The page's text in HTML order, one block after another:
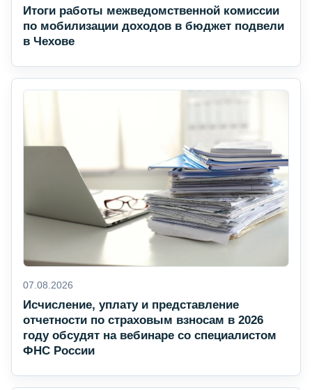
Итоги работы межведомственной комиссии
по мобилизации доходов в бюджет подвели
в Чехове
07.08.2026
Исчисление, уплату и представление
отчетности по страховым взносам в 2026
году обсудят на вебинаре со специалистом
ФНС России